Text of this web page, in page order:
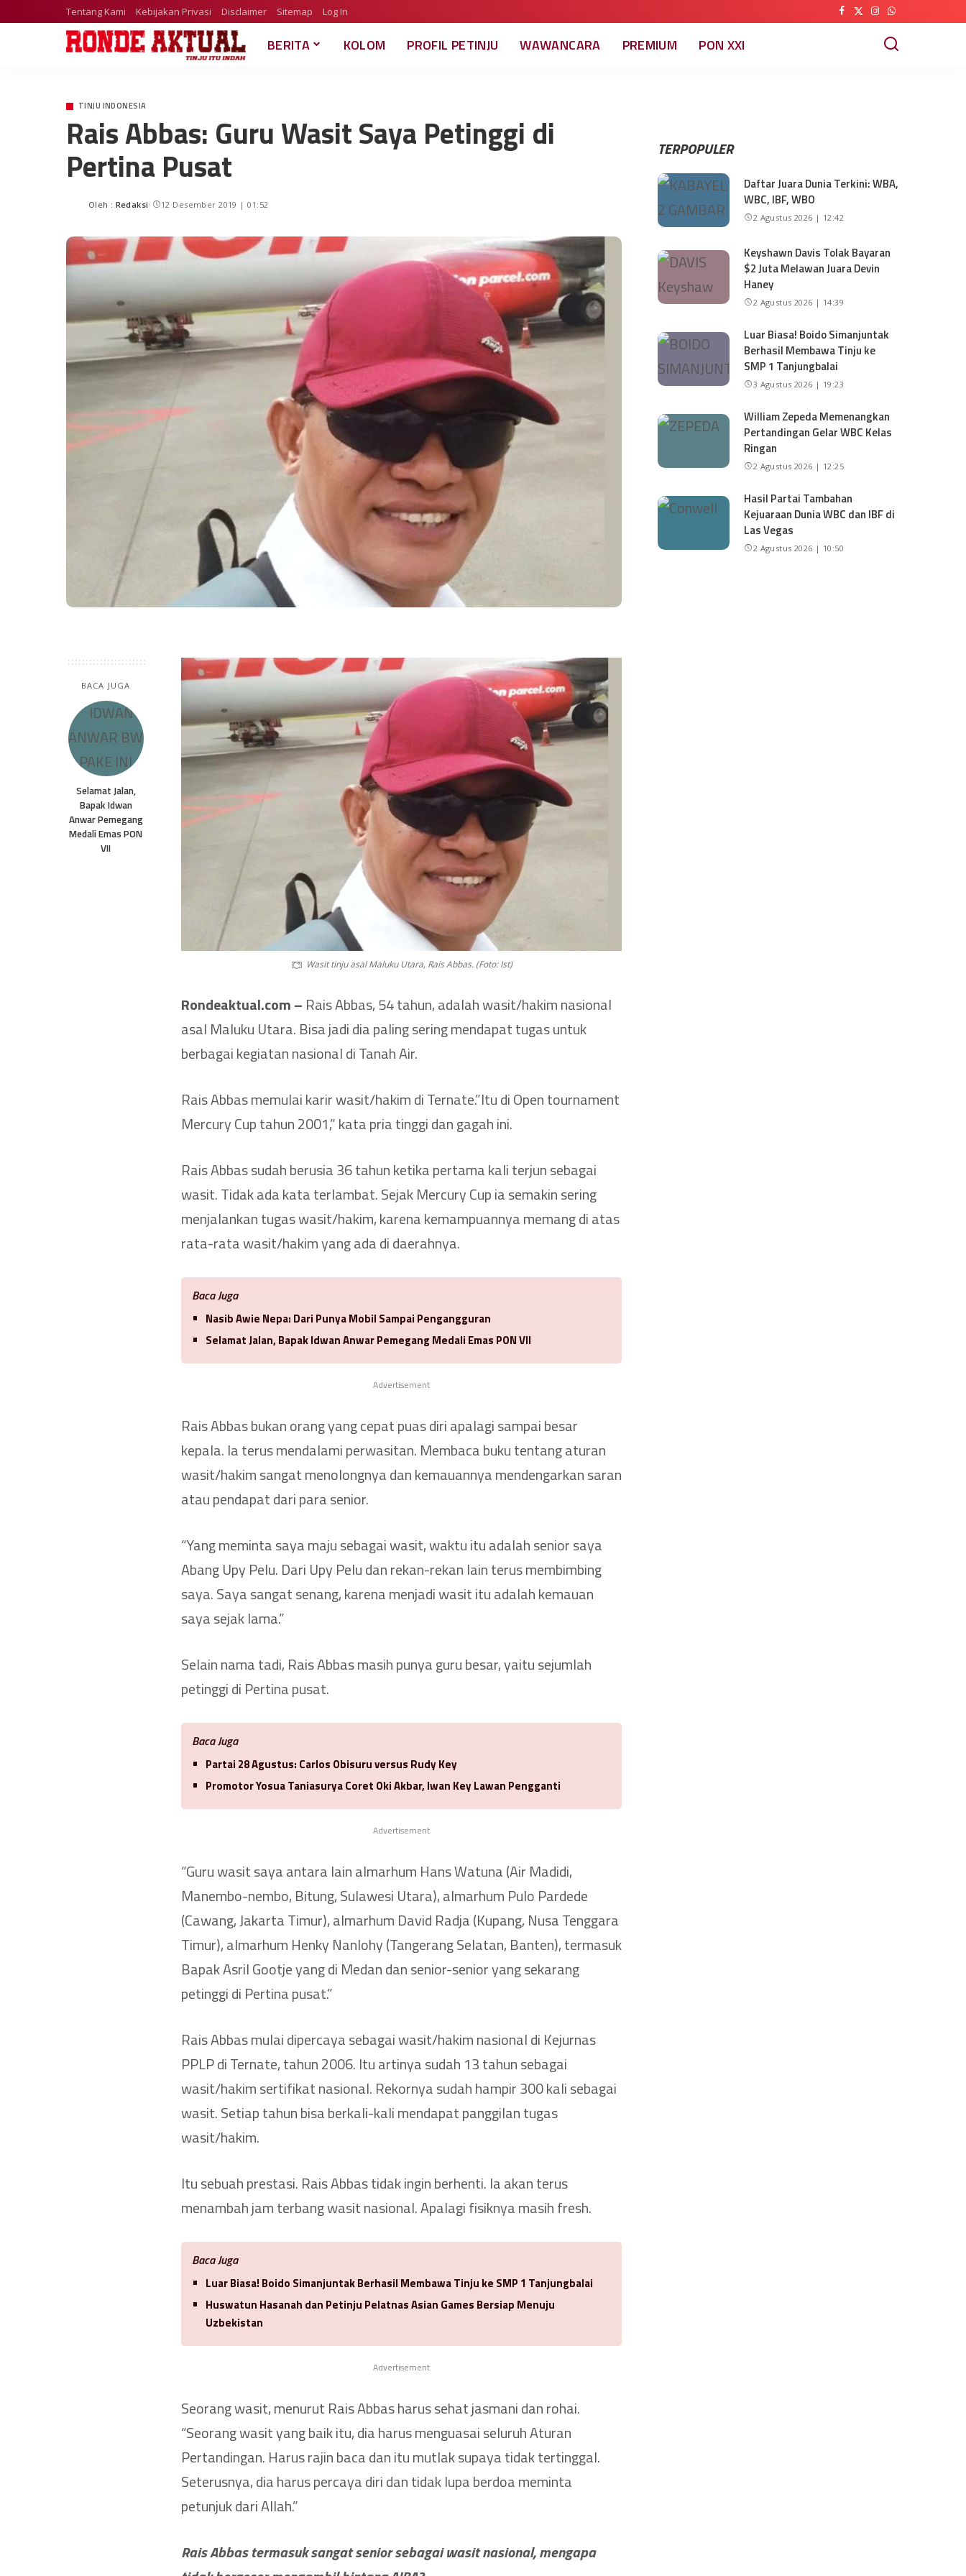
Tentang Kami Kebijakan Privasi Disclaimer Sitemap Log In
BERITA KOLOM PROFIL PETINJU WAWANCARA PREMIUM PON XXI
TINJU INDONESIA
Rais Abbas: Guru Wasit Saya Petinggi di
Pertina Pusat
Oleh : Redaksi 12 Desember 2019 | 01:52
BACA JUGA
Selamat Jalan,
Bapak Idwan
Anwar Pemegang
Medali Emas PON
VII
Wasit tinju asal Maluku Utara, Rais Abbas. (Foto: Ist)
Rondeaktual.com – Rais Abbas, 54 tahun, adalah wasit/hakim nasional
asal Maluku Utara. Bisa jadi dia paling sering mendapat tugas untuk
berbagai kegiatan nasional di Tanah Air.
Rais Abbas memulai karir wasit/hakim di Ternate.”Itu di Open tournament
Mercury Cup tahun 2001,” kata pria tinggi dan gagah ini.
Rais Abbas sudah berusia 36 tahun ketika pertama kali terjun sebagai
wasit. Tidak ada kata terlambat. Sejak Mercury Cup ia semakin sering
menjalankan tugas wasit/hakim, karena kemampuannya memang di atas
rata-rata wasit/hakim yang ada di daerahnya.
Baca Juga
Nasib Awie Nepa: Dari Punya Mobil Sampai Pengangguran
Selamat Jalan, Bapak Idwan Anwar Pemegang Medali Emas PON VII
Advertisement
Rais Abbas bukan orang yang cepat puas diri apalagi sampai besar
kepala. Ia terus mendalami perwasitan. Membaca buku tentang aturan
wasit/hakim sangat menolongnya dan kemauannya mendengarkan saran
atau pendapat dari para senior.
“Yang meminta saya maju sebagai wasit, waktu itu adalah senior saya
Abang Upy Pelu. Dari Upy Pelu dan rekan-rekan lain terus membimbing
saya. Saya sangat senang, karena menjadi wasit itu adalah kemauan
saya sejak lama.”
Selain nama tadi, Rais Abbas masih punya guru besar, yaitu sejumlah
petinggi di Pertina pusat.
Baca Juga
Partai 28 Agustus: Carlos Obisuru versus Rudy Key
Promotor Yosua Taniasurya Coret Oki Akbar, Iwan Key Lawan Pengganti
Advertisement
“Guru wasit saya antara lain almarhum Hans Watuna (Air Madidi,
Manembo-nembo, Bitung, Sulawesi Utara), almarhum Pulo Pardede
(Cawang, Jakarta Timur), almarhum David Radja (Kupang, Nusa Tenggara
Timur), almarhum Henky Nanlohy (Tangerang Selatan, Banten), termasuk
Bapak Asril Gootje yang di Medan dan senior-senior yang sekarang
petinggi di Pertina pusat.”
Rais Abbas mulai dipercaya sebagai wasit/hakim nasional di Kejurnas
PPLP di Ternate, tahun 2006. Itu artinya sudah 13 tahun sebagai
wasit/hakim sertifikat nasional. Rekornya sudah hampir 300 kali sebagai
wasit. Setiap tahun bisa berkali-kali mendapat panggilan tugas
wasit/hakim.
Itu sebuah prestasi. Rais Abbas tidak ingin berhenti. Ia akan terus
menambah jam terbang wasit nasional. Apalagi fisiknya masih fresh.
Baca Juga
Luar Biasa! Boido Simanjuntak Berhasil Membawa Tinju ke SMP 1 Tanjungbalai
Huswatun Hasanah dan Petinju Pelatnas Asian Games Bersiap Menuju
Uzbekistan
Advertisement
Seorang wasit, menurut Rais Abbas harus sehat jasmani dan rohai.
“Seorang wasit yang baik itu, dia harus menguasai seluruh Aturan
Pertandingan. Harus rajin baca dan itu mutlak supaya tidak tertinggal.
Seterusnya, dia harus percaya diri dan tidak lupa berdoa meminta
petunjuk dari Allah.”
Rais Abbas termasuk sangat senior sebagai wasit nasional, mengapa
TERPOPULER
Daftar Juara Dunia Terkini: WBA,
WBC, IBF, WBO
2 Agustus 2026 | 12:42
Keyshawn Davis Tolak Bayaran
$2 Juta Melawan Juara Devin
Haney
2 Agustus 2026 | 14:39
Luar Biasa! Boido Simanjuntak
Berhasil Membawa Tinju ke
SMP 1 Tanjungbalai
3 Agustus 2026 | 19:23
William Zepeda Memenangkan
Pertandingan Gelar WBC Kelas
Ringan
2 Agustus 2026 | 12:25
Hasil Partai Tambahan
Kejuaraan Dunia WBC dan IBF di
Las Vegas
2 Agustus 2026 | 10:50